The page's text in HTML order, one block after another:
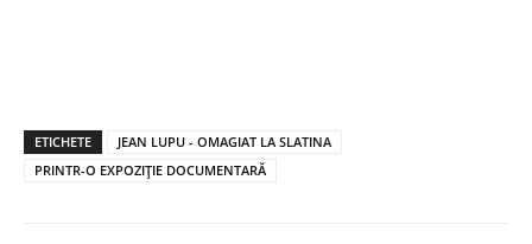
ETICHETE
JEAN LUPU - OMAGIAT LA SLATINA
PRINTR-O EXPOZIȚIE DOCUMENTARĂ